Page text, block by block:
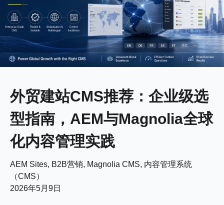
新闻与活动
博客
外贸建站CMS推荐：企业级选
型指南，AEM与Magnolia全球
化内容管理实践
AEM Sites, B2B营销, Magnolia CMS, 内容管理系统
（CMS）
2026年5月9日